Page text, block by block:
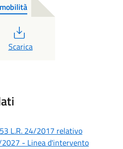
Scarica
L.R. 24/2017 relativo
- Linea d'intervento